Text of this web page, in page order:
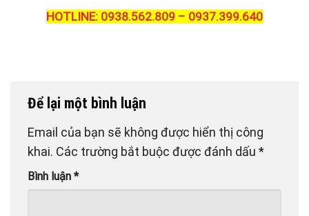
HOTLINE: 0938.562.809 – 0937.399.640
Để lại một bình luận
Email của bạn sẽ không được hiển thị công
khai. Các trường bắt buộc được đánh dấu *
Bình luận *